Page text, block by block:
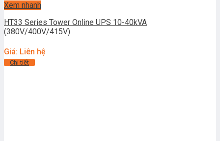
Xem nhanh
HT33 Series Tower Online UPS 10-40kVA
(380V/400V/415V)
Giá: Liên hệ
Chi tiết